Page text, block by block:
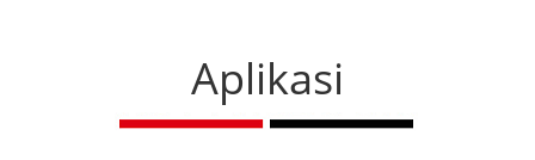
Aplikasi